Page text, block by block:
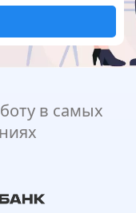
в самых